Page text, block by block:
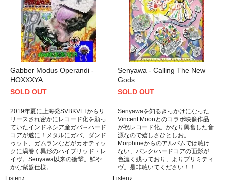
Gabber Modus Operandi -
HOXXXYA
SOLD OUT
2019年夏に上海発SVBKVLTからリ
リースされ密かにレコード化を願っ
ていたインドネシア産ガバ～ハード
コアが遂に！メタルにガバ、ダンド
ゥット、ガムランなどがカオティッ
クに渦巻く異形のハイブリッド・レ
イヴ。Senyawa以来の衝撃。鮮や
かな紫盤仕様。
Listen♪
Senyawa - Calling The New
Gods
SOLD OUT
Senyawaを知るきっかけになった
Vincent Moonとのコラボ映像作品
が祝レコード化。かなり興奮した音
源なので嬉しさひとしお。
Morphineからのアルバムでは聴け
ない、パンク/ハードコアの面影が
色濃く残っており、よりプリミティ
ヴ。是非聴いてください！！
Listen♪